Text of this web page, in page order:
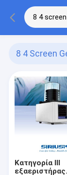
8 4 Screen
Κατηγορία ΙΙΙ
εξαεριστήρας